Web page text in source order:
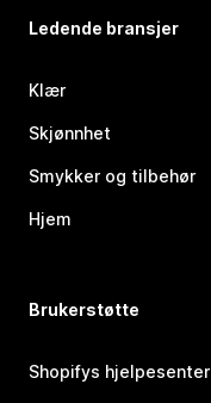
Ledende bransjer
Klær
Skjønnhet
Smykker og tilbehør
Hjem
Brukerstøtte
Shopifys hjelpesenter